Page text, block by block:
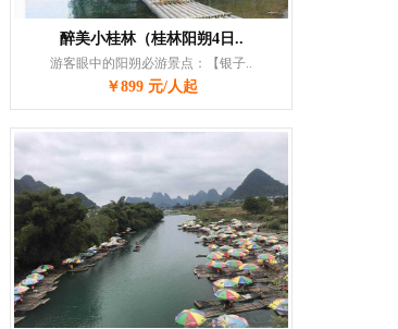
醉美小桂林（桂林阳朔4日..
游客眼中的阳朔必游景点：【银子..
￥899 元/人起